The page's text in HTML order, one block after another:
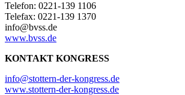
Telefon: 0221-139 1106
Telefax: 0221-139 1370
info@bvss.de
www.bvss.de
KONTAKT KONGRESS
info@stottern-der-kongress.de
www.stottern-der-kongress.de